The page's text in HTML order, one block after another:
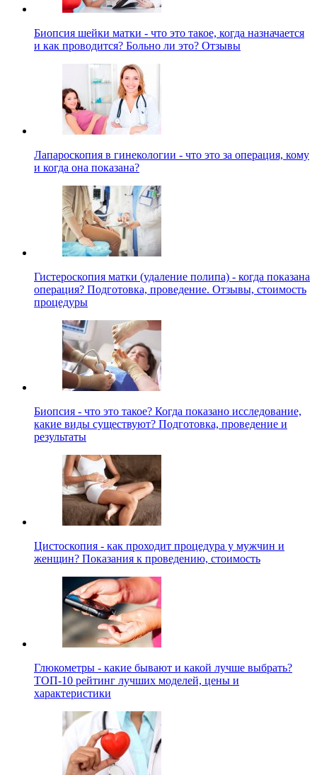
Биопсия шейки матки - что это такое, когда назначается
и как проводится? Больно ли это? Отзывы
Лапароскопия в гинекологии - что это за операция, кому
и когда она показана?
Гистероскопия матки (удаление полипа) - когда показана
операция? Подготовка, проведение. Отзывы, стоимость
процедуры
Биопсия - что это такое? Когда показано исследование,
какие виды существуют? Подготовка, проведение и
результаты
Цистоскопия - как проходит процедура у мужчин и
женщин? Показания к проведению, стоимость
Глюкометры - какие бывают и какой лучше выбрать?
ТОП-10 рейтинг лучших моделей, цены и
характеристики